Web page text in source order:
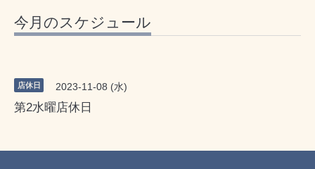
今月のスケジュール
店休日 2023-11-08 (水)
第2水曜店休日